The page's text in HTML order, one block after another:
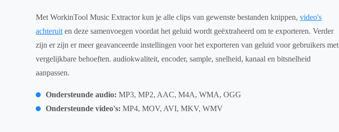
Met WorkinTool Music Extractor kun je alle clips van gewenste bestanden knippen, video's
achteruit en deze samenvoegen voordat het geluid wordt geëxtraheerd om te exporteren. Verder
zijn er zijn er meer geavanceerde instellingen voor het exporteren van geluid voor gebruikers met
vergelijkbare behoeften. audiokwaliteit, encoder, sample, snelheid, kanaal en bitsnelheid
aanpassen.
Ondersteunde audio: MP3, MP2, AAC, M4A, WMA, OGG
Ondersteunde video's: MP4, MOV, AVI, MKV, WMV